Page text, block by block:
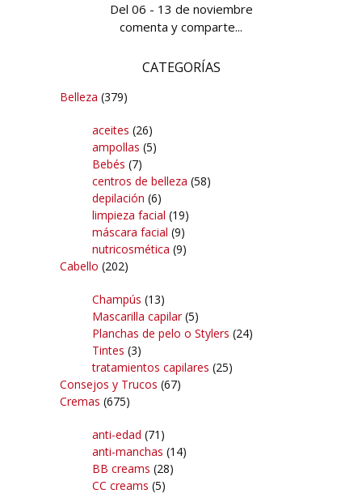
Del 06 - 13 de noviembre
comenta y comparte...
CATEGORÍAS
Belleza (379)
aceites (26)
ampollas (5)
Bebés (7)
centros de belleza (58)
depilación (6)
limpieza facial (19)
máscara facial (9)
nutricosmética (9)
Cabello (202)
Champús (13)
Mascarilla capilar(5)
Planchas de pelo o Stylers (24)
Tintes (3)
tratamientos capilares (25)
Consejos y Trucos (67)
Cremas (675)
anti-edad (71)
anti-manchas (14)
BB creams (28)
CC creams (5)